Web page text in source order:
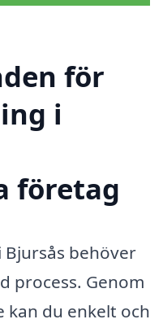
för
i
företag
behöver
process. Genom
kan du enkelt och